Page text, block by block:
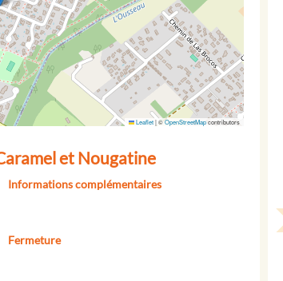
Leaflet|©OpenStreetMapcontributors
et Nougatine
Informations complémentaires
Fermeture